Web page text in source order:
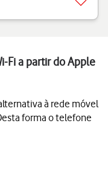
Fi a partir do Apple
à rede móvel
forma o telefone